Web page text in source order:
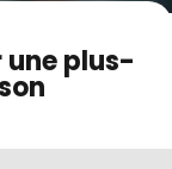
une plus-